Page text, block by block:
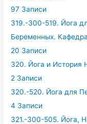
97 Записи
319.-300-519. Йога
Беременных.
20 Записи
320. Йога и История
2 Записи
320.-520. Йога для
4 Записи
321.-300-505. Йога,